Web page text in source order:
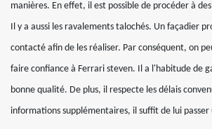
manières. En effet, il est possible de procéder à
Il y a aussi les ravalements talochés. Un façadier
contacté afin de les réaliser. Par conséquent, on
faire confiance à Ferrari steven. Il a l'habitude de
bonne qualité. De plus, il respecte les délais
informations supplémentaires, il suffit de lui passer